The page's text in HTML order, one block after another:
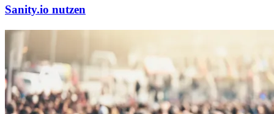
Sanity.io nutzen